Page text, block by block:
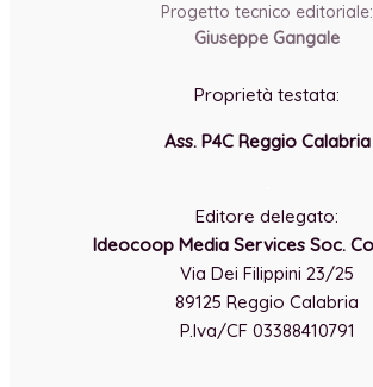
Progetto tecnico editoriale:
Giuseppe Gangale
Proprietà testata:
Ass. P4C Reggio Calabria
Editore delegato:
Ideocoop Media Services Soc.
Via Dei Filippini 23/25
89125 Reggio Calabria
P.Iva/CF 03388410791